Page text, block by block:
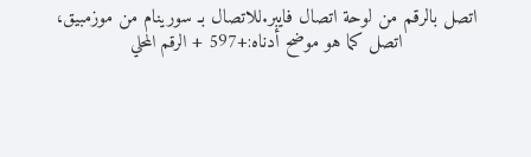
اتصل بالرقم من لوحة اتصال فايبر.للاتصال بـ سورينام من موزمبيق،
اتصل كما هو موضح أدناه:+
597
+الرقم المحلي